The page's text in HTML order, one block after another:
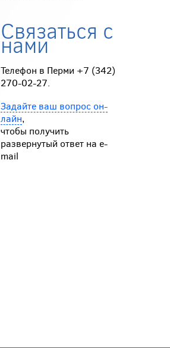
Связаться с
нами
Телефон в Перми +7 (342)
270-02-27.
Задайте ваш вопрос он-
лайн,
чтобы получить
развернутый ответ на e-
mail